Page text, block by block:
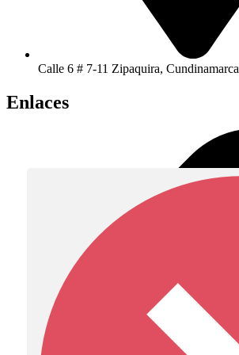
Calle 6 # 7-11 Zipaquira, Cundinamarca
Enlaces